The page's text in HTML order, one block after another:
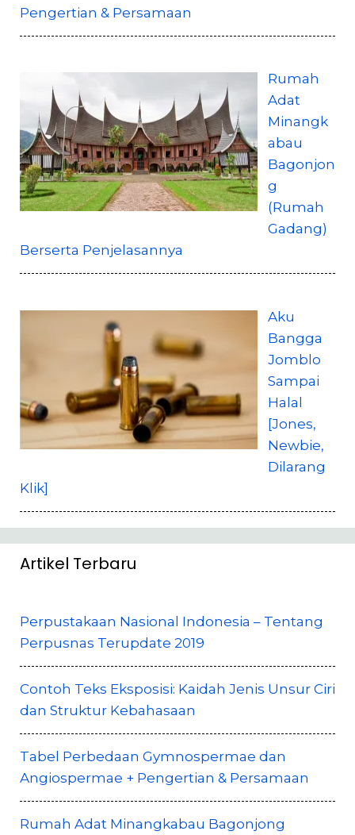
Pengertian & Persamaan
Rumah
Adat
Minangk
abau
Bagonjon
g
(Rumah
Gadang)
Berserta Penjelasannya
Aku
Bangga
Jomblo
Sampai
Halal
[Jones,
Newbie,
Dilarang
Klik]
Artikel Terbaru
Perpustakaan Nasional Indonesia – Tentang
Perpusnas Terupdate 2019
Contoh Teks Eksposisi: Kaidah Jenis Unsur Ciri
dan Struktur Kebahasaan
Tabel Perbedaan Gymnospermae dan
Angiospermae + Pengertian & Persamaan
Rumah Adat Minangkabau Bagonjong